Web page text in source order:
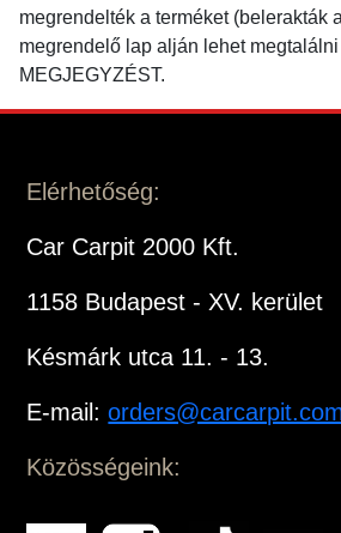
megrendelték a terméket (belerakták
megrendelő lap alján lehet megtalálni
MEGJEGYZÉST.
Elérhetőség:
Car Carpit 2000 Kft.
1158 Budapest - XV. kerület
Késmárk utca 11. - 13.
E-mail:
Közösségeink: